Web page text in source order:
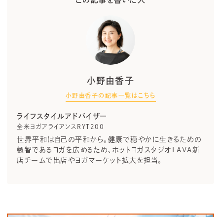
小野由香子
小野由香子の記事一覧はこちら
ライフスタイルアドバイザー
全米ヨガアライアンスRYT200
世界平和は自己の平和から。健康で穏やかに生きるための
叡智であるヨガを広めるため、ホットヨガスタジオLAVA新
店チームで出店やヨガマーケット拡大を担当。